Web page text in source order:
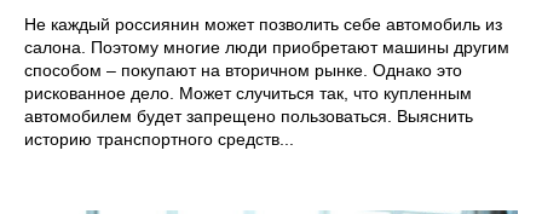
Не каждый россиянин может позволить себе автомобиль из
салона. Поэтому многие люди приобретают машины другим
способом – покупают на вторичном рынке. Однако это
рискованное дело. Может случиться так, что купленным
автомобилем будет запрещено пользоваться. Выяснить
историю транспортного средств...